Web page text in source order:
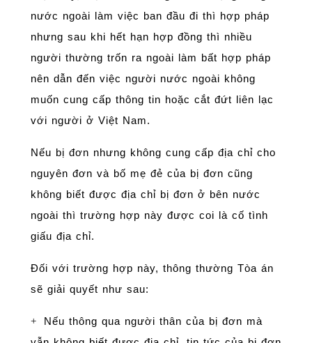
nước ngoài làm việc ban đầu đi thì hợp pháp
nhưng sau khi hết hạn hợp đồng thì nhiều
người thường trốn ra ngoài làm bất hợp pháp
nên dẫn đến việc người nước ngoài không
muốn cung cấp thông tin hoặc cắt đứt liên lạc
với người ở Việt Nam.
Nếu bị đơn nhưng không cung cấp địa chỉ cho
nguyên đơn và bố mẹ đẻ của bị đơn cũng
không biết được địa chỉ bị đơn ở bên nước
ngoài thì trường hợp này được coi là cố tình
giấu địa chỉ.
Đối với trường hợp này, thông thường Tòa án
sẽ giải quyết như sau:
+
Nếu thông qua người thân của bị đơn mà